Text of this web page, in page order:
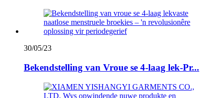
30/05/23
Bekendstelling van Vroue se 4-laag lek-Pr...